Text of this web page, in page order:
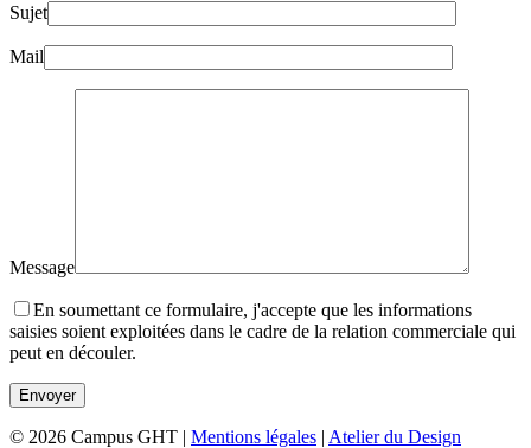
Sujet
Mail
Message
En soumettant ce formulaire, j'accepte que les informations
saisies soient exploitées dans le cadre de la relation commerciale qui
peut en découler.
© 2026 Campus GHT | Mentions légales | Atelier du Design